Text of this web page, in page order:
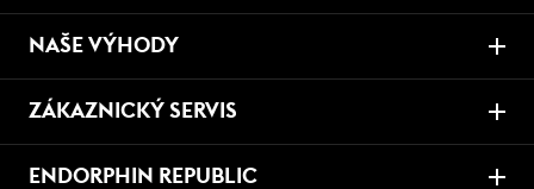
NAŠE VÝHODY
ZÁKAZNICKÝ SERVIS
ENDORPHIN REPUBLIC